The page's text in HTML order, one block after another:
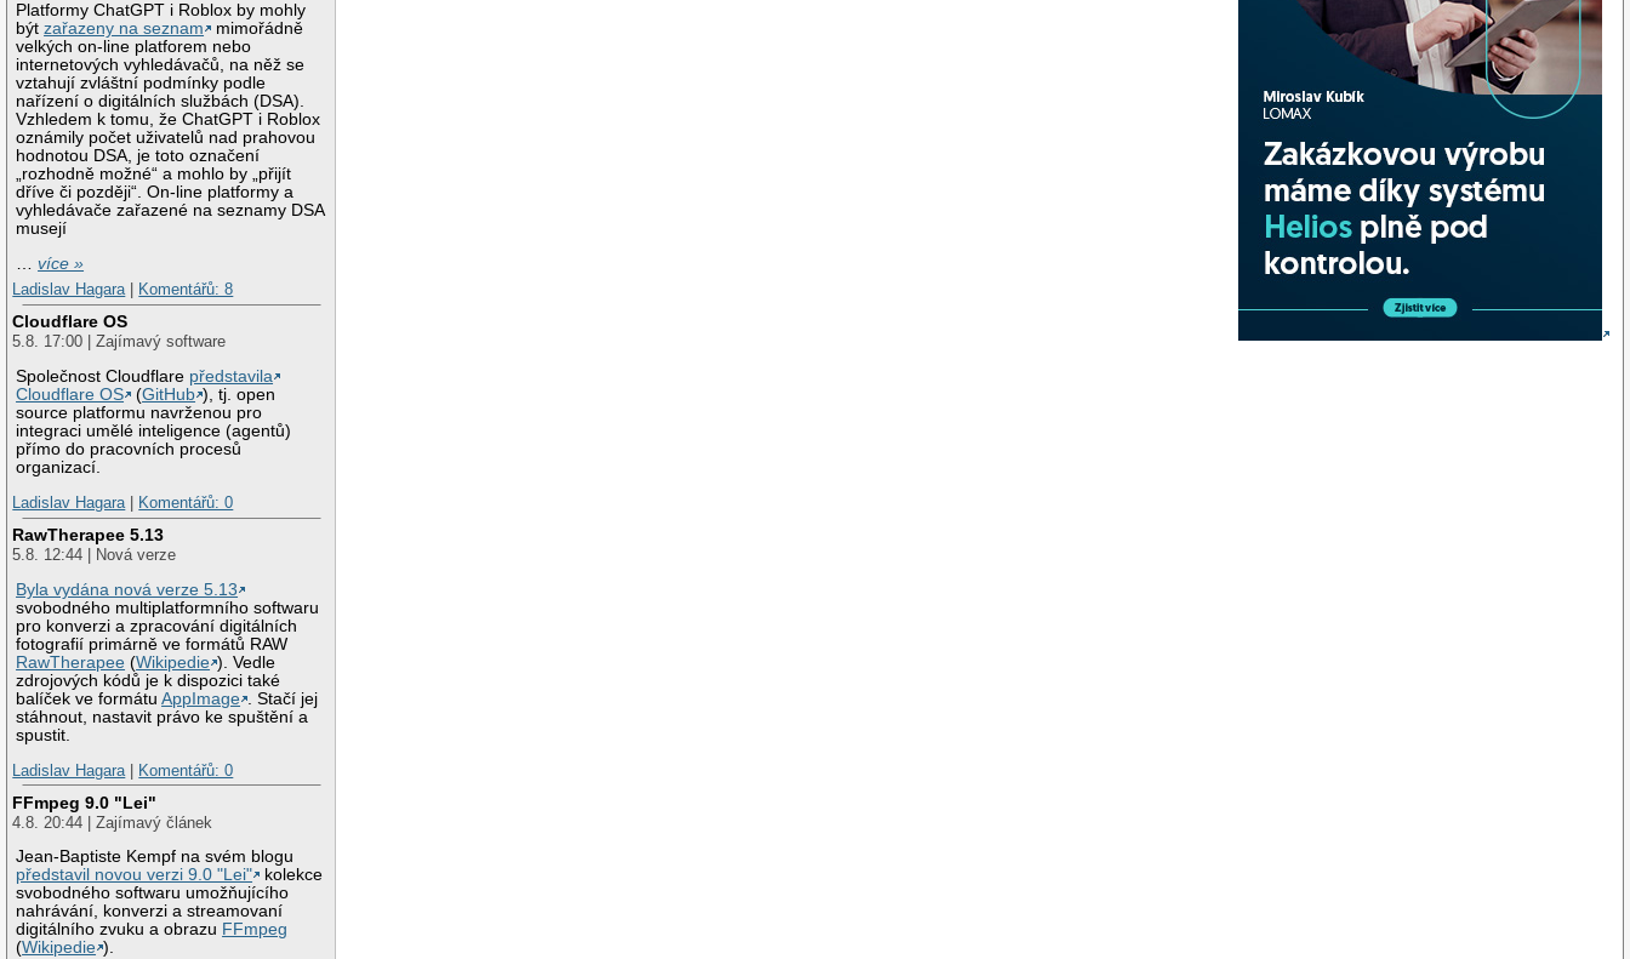
Platformy ChatGPT i Roblox by mohly
býtzařazeny na seznam
mimořádně
velkých on-line platforem nebo
internetových vyhledávačů, na něž se
vztahují zvláštní podmínky podle
nařízení o digitálních službách (DSA).
Vzhledem k tomu, že ChatGPT i Roblox
oznámily počet uživatelů nad prahovou
hodnotou DSA, je toto označení
„rozhodně možné“ a mohlo by „přijít
dříve či později“. On-line platformy a
vyhledávače zařazené na seznamy DSA
musejí
…více »
Ladislav Hagara| Komentářů: 8
Cloudflare OS
5.8. 17:00 | Zajímavý software
Společnost Cloudflare představila
Cloudflare OS
(GitHub ), tj. open
source platformu navrženou pro
integraci umělé inteligence (agentů)
přímo do pracovních procesů
organizací.
Ladislav Hagara| Komentářů: 0
RawTherapee 5.13
5.8. 12:44 | Nová verze
Byla vydána nová verze 5.13
svobodného multiplatformního softwaru
pro konverzi a zpracování digitálních
fotografií primárně ve formátů RAW
RawTherapee (Wikipedie ). Vedle
zdrojových kódů je k dispozici také
balíček ve formátuAppImage
. Stačí jej
stáhnout, nastavit právo ke spuštění a
spustit.
Ladislav Hagara| Komentářů: 0
FFmpeg 9.0 "Lei"
4.8. 20:44 | Zajímavý článek
Jean-Baptiste Kempf na svém blogu
představil novou verzi 9.0 "Lei"
kolekce
svobodného softwaru umožňujícího
nahrávání, konverzi a streamovaní
digitálního zvuku a obrazu FFmpeg
(Wikipedie ).